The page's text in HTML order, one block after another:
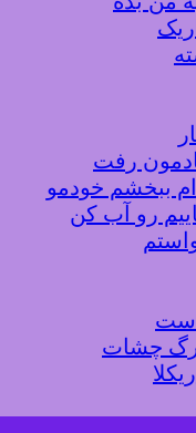
رفت
ببخشم خودمو
رو آب کن
دست
چشات